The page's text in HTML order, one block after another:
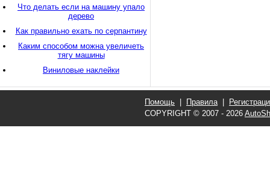
Что делать если на машину упало
дерево
Как правильно ехать по серпантину
Каким способом можна увеличеть
тягу машины
Виниловые наклейки
Помощь Правила|
COPYRIGHT © 2007 - 2026